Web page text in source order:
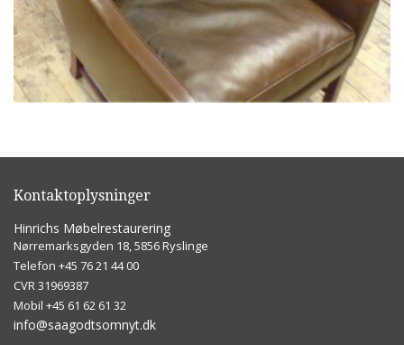
Kontaktoplysninger
Hinrichs Møbelrestaurering
Nørremarksgyden 18, 5856 Ryslinge
Telefon ​+45 76 21 44 00
CVR 31969387
Mobil +45 61 62 61 32
info@saagodtsomnyt.dk